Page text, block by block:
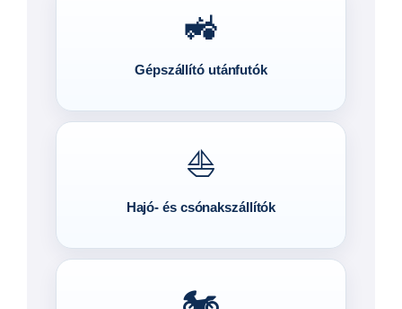
🚜
Gépszállító utánfutók
⛵
Hajó- és csónakszállítók